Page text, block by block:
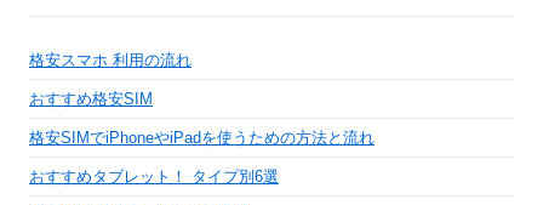
格安スマホ 利用の流れ
おすすめ格安SIM
格安SIMでiPhoneやiPadを使うための方法と流れ
おすすめタブレット！ タイプ別6選